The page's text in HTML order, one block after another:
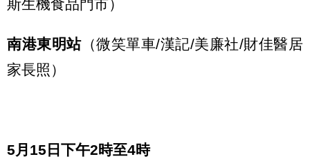
斯生機食品門市）
南港東明站（微笑單車/漢記/美廉社/財佳醫居
家長照）
5月15日下午2時至4時